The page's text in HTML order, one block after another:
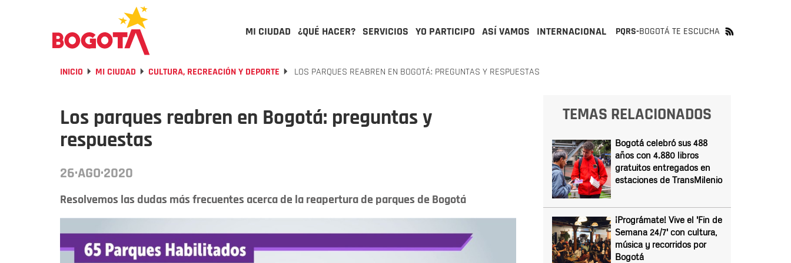
MI CIUDAD ¿QUÉ HACER? SERVICIOS YO PARTICIPO ASÍ VAMOS INTERNACIONAL PQRS-BOGOTÁ TE ESCUCHA
INICIO MI CIUDAD CULTURA, RECREACIÓN Y DEPORTE LOS PARQUES REABREN EN BOGOTÁ: PREGUNTAS Y RESPUESTAS
Los parques reabren en Bogotá: preguntas y
respuestas
26·AGO·2020
Resolvemos las dudas más frecuentes acerca de la reapertura de parques de Bogotá
TEMAS RELACIONADOS
Bogotá celebró sus 488
años con 4.880 libros
gratuitos entregados en
estaciones de TransMilenio
¡Prográmate! Vive el 'Fin de
Semana 24/7' con cultura,
música y recorridos por
Bogotá